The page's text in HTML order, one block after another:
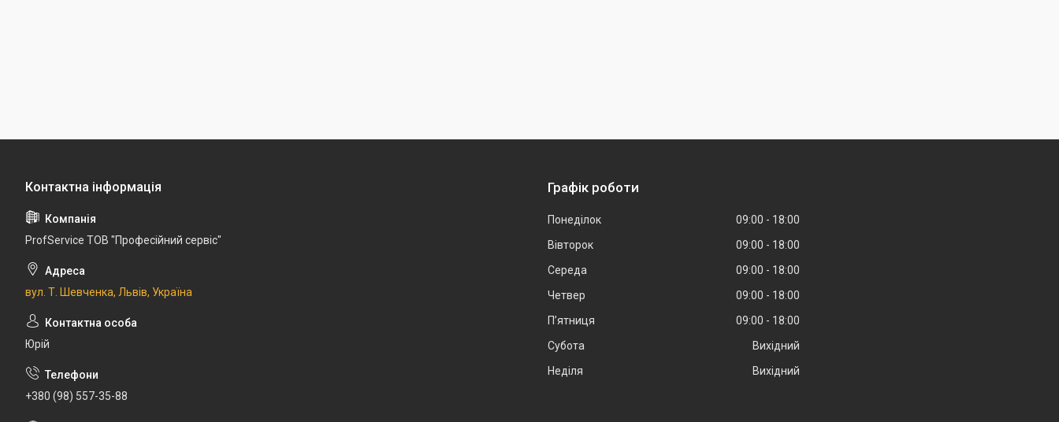
ProfService ТОВ "Професійний сервіс"
вул. Т. Шевченка, Львів, Україна
Юрій
+380 (98) 557-35-88
Графік роботи
Понеділок 09:00
18:00
Вівторок
09:00
18:00
Середа
09:00
18:00
Четвер
09:00
18:00
Пʼятниця
09:00
18:00
Субота
Вихідний
Неділя
Вихідний